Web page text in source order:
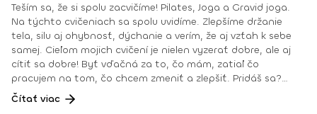
Teším sa, že si spolu zacvičíme! Pilates, Joga a Gravid joga.
Na týchto cvičeniach sa spolu uvidíme. Zlepšíme držanie
tela, silu aj ohybnosť, dýchanie a verím, že aj vzťah k sebe
samej. Cieľom mojich cvičení je nielen vyzerať dobre, ale aj
cítiť sa dobre! Byť vďačná za to, čo mám, zatiaľ čo
pracujem na tom, čo chcem zmeniť a zlepšiť. Pridáš sa?
Teším sa na teba na online lekciách vo Fitshakeri, aj vo
Fitshaker podcaste! Taktiež osobne na mojich hodinách v
Čítať viac